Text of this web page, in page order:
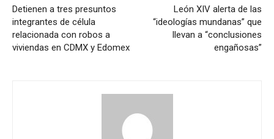
Detienen a tres presuntos
integrantes de célula
relacionada con robos a
viviendas en CDMX y Edomex
León XIV alerta de las
“ideologías mundanas” que
llevan a “conclusiones
engañosas”